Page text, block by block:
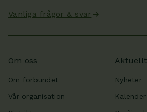
Vanliga frågor & svar
Om oss
Om förbundet
Vår organisation
Aktuellt
Nyheter
Kalender